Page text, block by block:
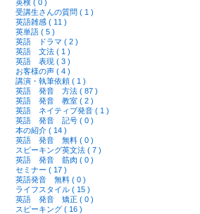
英検 ( 0 )
受講生さんの質問 ( 1 )
英語雑感 ( 11 )
英単語 ( 5 )
英語 ドラマ ( 2 )
英語 文法 ( 1 )
英語 表現 ( 3 )
お客様の声 ( 4 )
講演・執筆依頼 ( 1 )
英語 発音 方法 ( 87 )
英語 発音 教室 ( 2 )
英語 ネイティブ発音 ( 1 )
英語 発音 記号 ( 0 )
本の紹介 ( 14 )
英語 発音 無料 ( 0 )
スピーキング英文法 ( 7 )
英語 発音 筋肉 ( 0 )
セミナー ( 17 )
英語発音 無料 ( 0 )
ライフスタイル ( 15 )
英語 発音 矯正 ( 0 )
スピーキング ( 16 )